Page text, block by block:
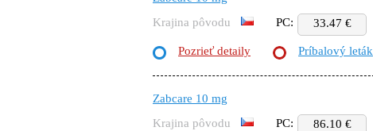
Krajina pôvodu
PC: 33.47 €
Pozrieť detaily Príbalový leták
Zabcare 10 mg
Krajina pôvodu
PC: 86.10 €